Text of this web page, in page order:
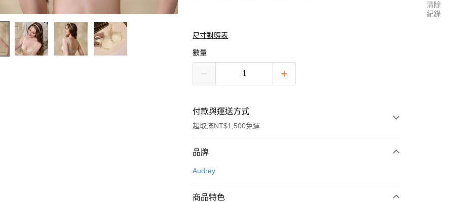
尺寸對照表
數量
付款與運送方式
超取滿NT$1,500免運
付款方式
信用卡一次付款
品牌
Audrey
商品特色
清除
紀錄